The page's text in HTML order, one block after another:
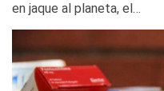
en jaque al planeta, el…